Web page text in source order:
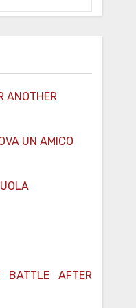
ANOTHER
UN AMICO
BATTLE AFTER